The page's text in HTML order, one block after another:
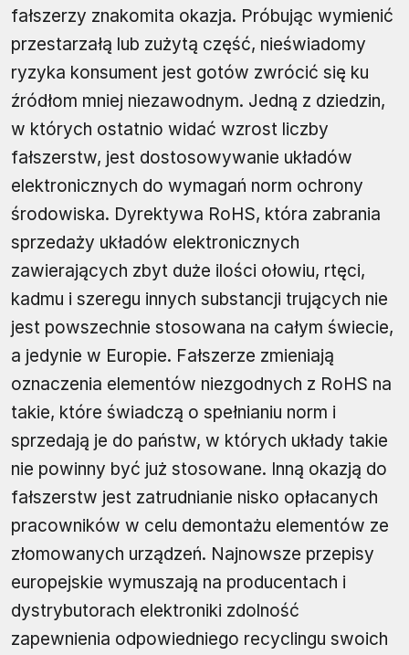
fałszerzy znakomita okazja. Próbując wymienić
przestarzałą lub zużytą część, nieświadomy
ryzyka konsument jest gotów zwrócić się ku
źródłom mniej niezawodnym. Jedną z dziedzin,
w których ostatnio widać wzrost liczby
fałszerstw, jest dostosowywanie układów
elektronicznych do wymagań norm ochrony
środowiska. Dyrektywa RoHS, która zabrania
sprzedaży układów elektronicznych
zawierających zbyt duże ilości ołowiu, rtęci,
kadmu i szeregu innych substancji trujących nie
jest powszechnie stosowana na całym świecie,
a jedynie w Europie. Fałszerze zmieniają
oznaczenia elementów niezgodnych z RoHS na
takie, które świadczą o spełnianiu norm i
sprzedają je do państw, w których układy takie
nie powinny być już stosowane. Inną okazją do
fałszerstw jest zatrudnianie nisko opłacanych
pracowników w celu demontażu elementów ze
złomowanych urządzeń. Najnowsze przepisy
europejskie wymuszają na producentach i
dystrybutorach elektroniki zdolność
zapewnienia odpowiedniego recyclingu swoich